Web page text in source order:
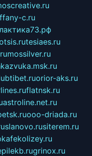
c.ru
tesiaes.ru
mossilver.ru
orior-aks.ru
flatnsk.ru
astroline.net.ru
ooo-driada.ru
siterem.ru
kafekolizey.ru
grinox.ru